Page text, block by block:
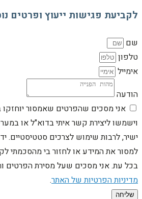
לקביעת פגישות ייעוץ ופרטים
שם
טלפון
אימייל
הודעה
אני מסכים שהפרטים שאמסור
וישמשו ליצירת קשר איתי בדוא"ל או
ישיר, לרבות שימוש לצרכים סטטיסטיים.
למסור את המידע או לחזור בי מהסכמתי
בכל עת. אני מסכים שעל מסירת הפרטים
מדיניות הפרטיות של האתר.
שליחה